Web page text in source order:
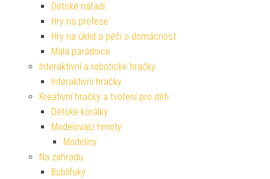
Dětské nářadí
Hry na profese
Hry na úklid a péči o domácnost
Malá parádnice
Interaktivní a robotické hračky
Interaktivní hračky
Kreativní hračky a tvoření pro děti
Dětské korálky
Modelovací hmoty
Modelíny
Na zahradu
Bublifuky